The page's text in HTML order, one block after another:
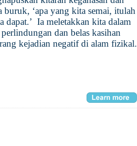
buruk, ‘apa yang kita semai, itulah
dapat.’ Ia meletakkan kita dalam
dan belas kasihan
kejadian negatif di alam fizikal.